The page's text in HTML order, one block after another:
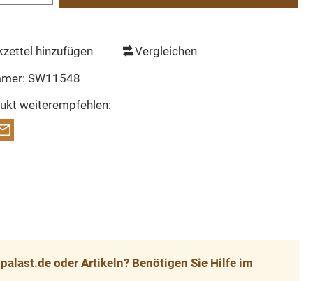
hinzufügen
Vergleichen
SW11548
weiterempfehlen:
oder Artikeln? Benötigen Sie Hilfe im